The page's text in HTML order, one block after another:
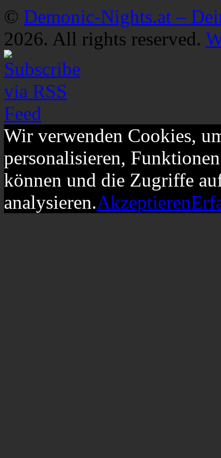
© Demonic-Nights.at –
2026. All rights reserved.
Wir verwenden Cookies,
personalisieren,
können und die Zugriffe
analysieren.Akzeptieren